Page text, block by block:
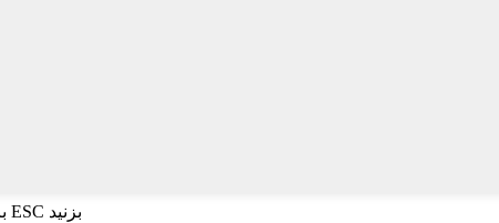
برای جستجو اینتر و برای بستن ESC بزنید